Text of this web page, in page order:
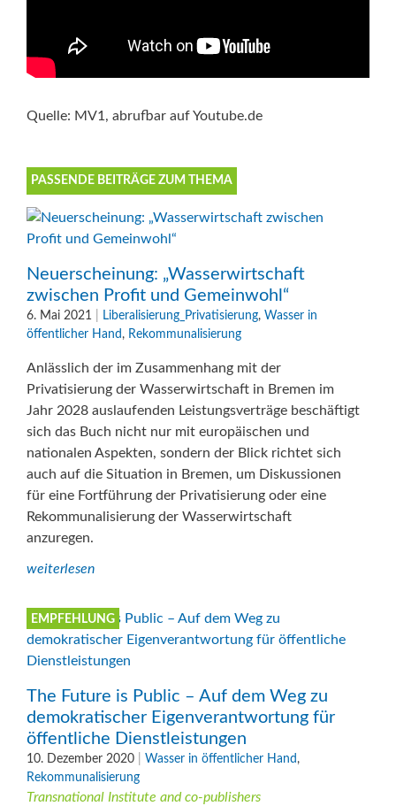
Quelle: MV1, abrufbar auf Youtube.de
PASSENDE BEITRÄGE ZUM THEMA
Neuerscheinung: „Wasserwirtschaft
zwischen Profit und Gemeinwohl“
6. Mai 2021 Liberalisierung_Privatisierung, Wasser in
öffentlicher Hand , Rekommunalisierung
Anlässlich der im Zusammenhang mit der
Privatisierung der Wasserwirtschaft in Bremen im
Jahr 2028 auslaufenden Leistungsverträge beschäftigt
sich das Buch nicht nur mit europäischen und
nationalen Aspekten, sondern der Blick richtet sich
auch auf die Situation in Bremen, um Diskussionen
für eine Fortführung der Privatisierung oder eine
Rekommunalisierung der Wasserwirtschaft
anzuregen.
weiterlesen
EMPFEHLUNG
The Future is Public – Auf dem Weg zu
demokratischer Eigenverantwortung für
öffentliche Dienstleistungen
10. Dezember 2020 Wasser in öffentlicher Hand ,
Rekommunalisierung
Transnational Institute and co-publishers